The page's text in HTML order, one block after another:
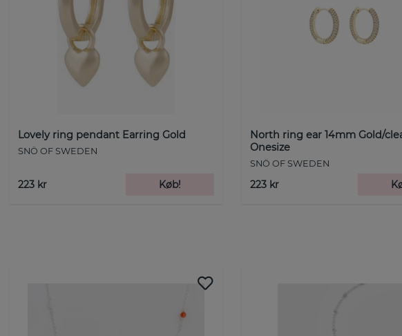
Lovely ring pendant Earring Gold
SNÖ OF SWEDEN
223 kr Køb!
North ring ear 14mm Gold/
Onesize
SNÖ OF SWEDEN
223 kr